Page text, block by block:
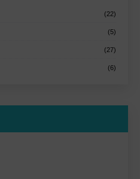
(22)
(5)
(27)
(6)